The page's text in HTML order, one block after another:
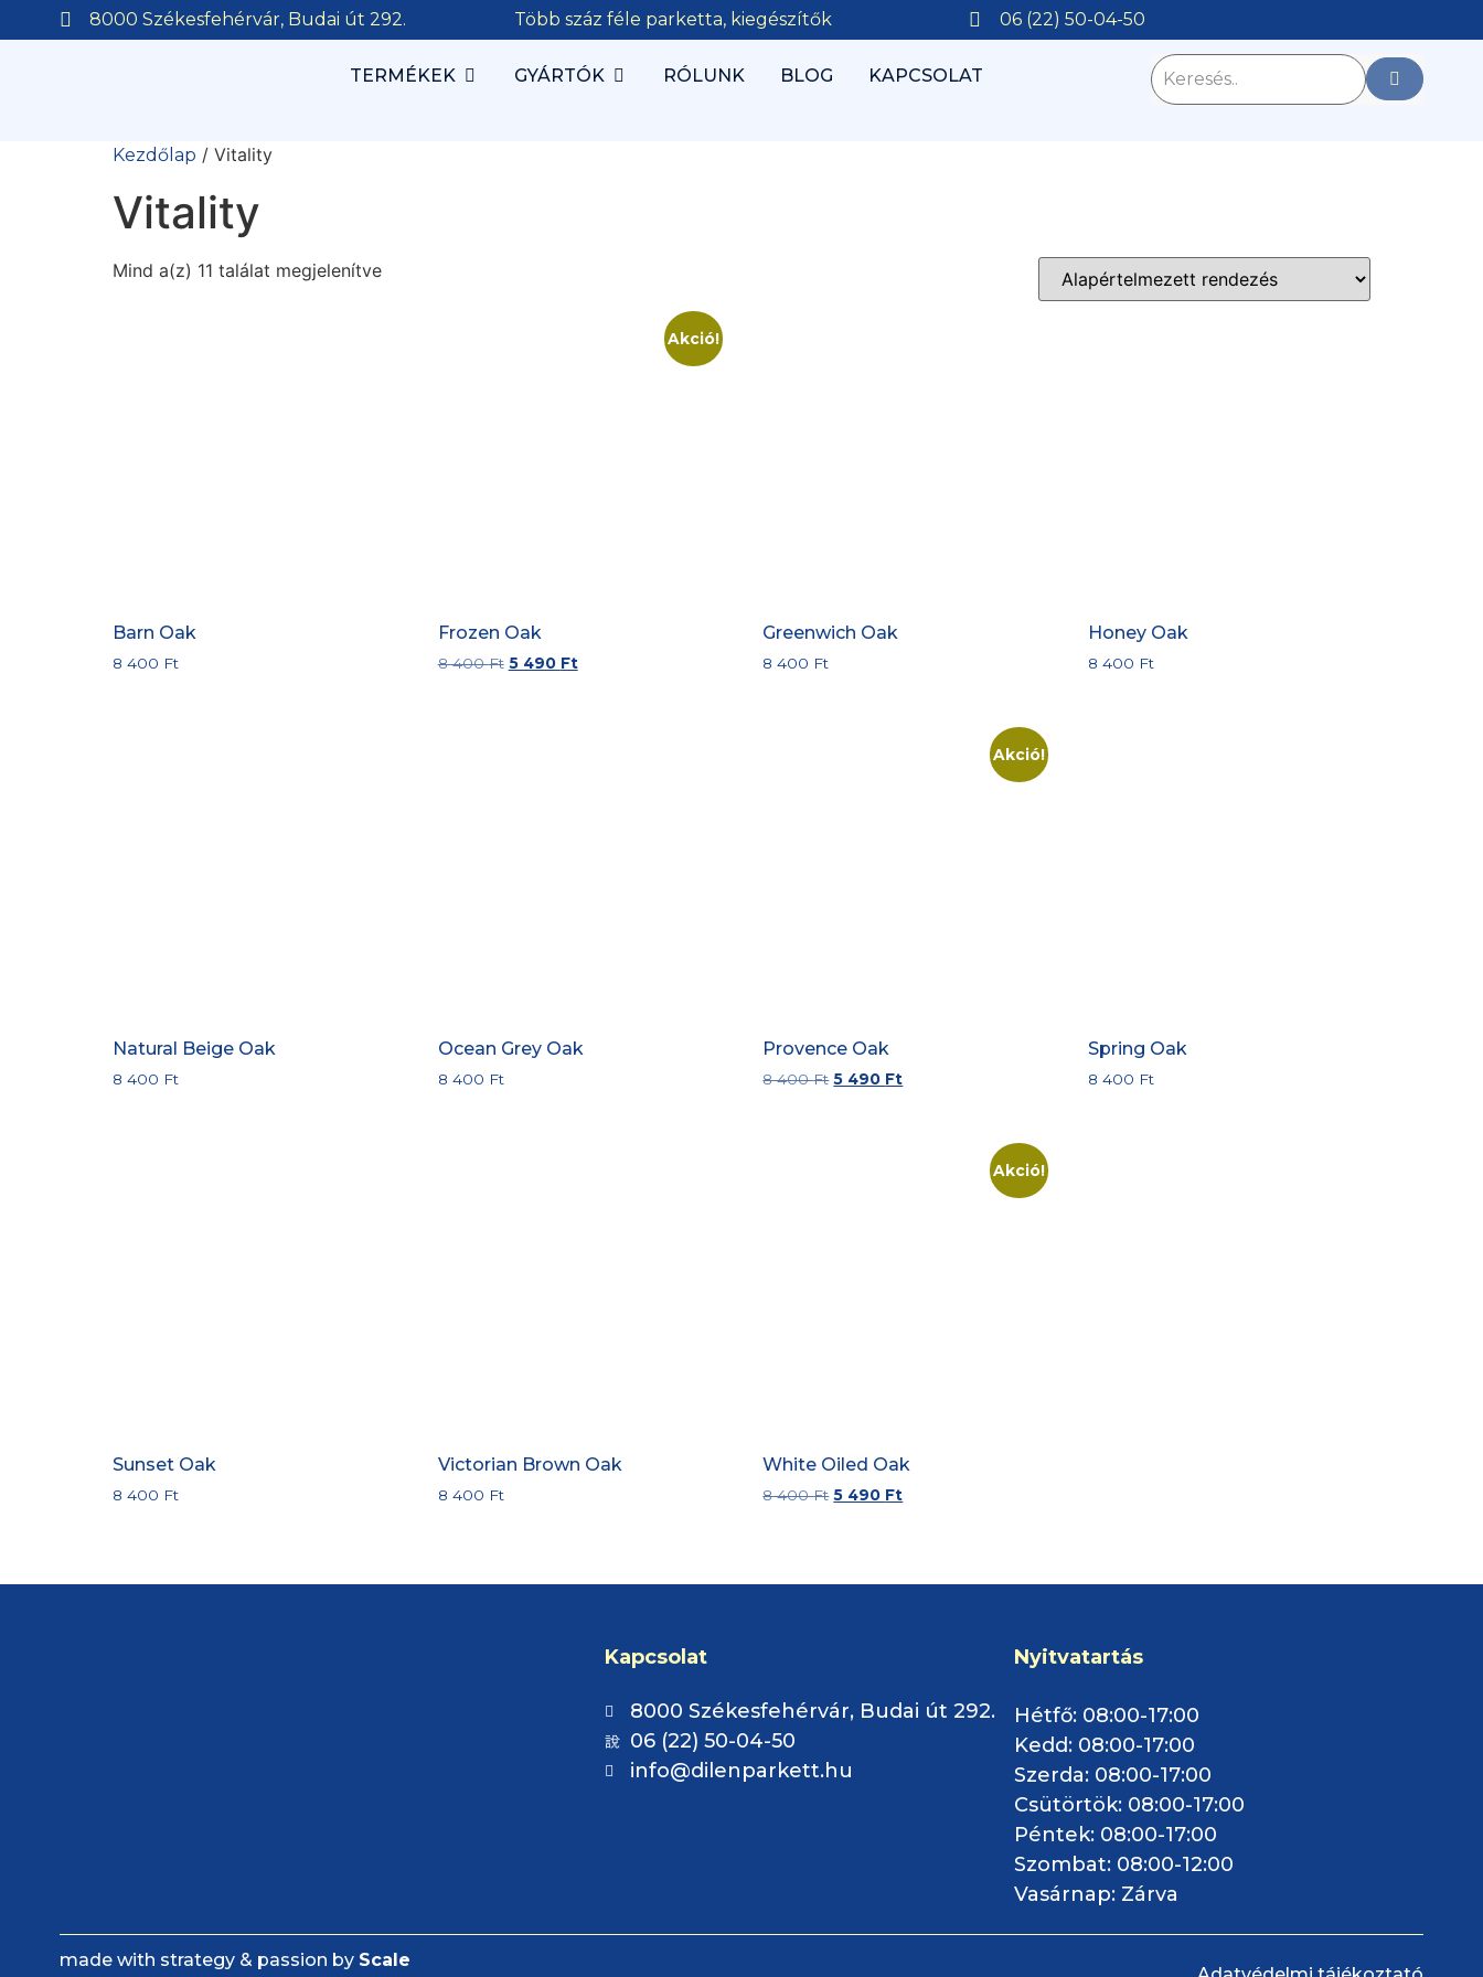
8000 Székesfehérvár, Budai út 292. Több száz féle parketta, kiegészítők 06 (22) 50-04-50
TERMÉKEK GYÁRTÓK RÓLUNK BLOG KAPCSOLAT
Kezdőlap / Vitality
Vitality
Mind a(z) 11 találat megjelenítve
Barn Oak
8 400 Ft
Akció!
Frozen Oak
8 400Ft 5 490 Ft
Greenwich Oak
8 400 Ft
Honey Oak
8 400 Ft
Natural Beige Oak
8 400 Ft
Ocean Grey Oak
8 400 Ft
Akció!
Provence Oak
8 400Ft 5 490 Ft
Spring Oak
8 400 Ft
Sunset Oak
8 400 Ft
Victorian Brown Oak
8 400 Ft
Akció!
White Oiled Oak
8 400Ft 5 490 Ft
Kapcsolat
8000 Székesfehérvár, Budai út 292.
06 (22) 50-04-50
info@dilenparkett.hu
Nyitvatartás
Hétfő: 08:00-17:00
Kedd: 08:00-17:00
Szerda: 08:00-17:00
Csütörtök: 08:00-17:00
Péntek: 08:00-17:00
Szombat: 08:00-12:00
Vasárnap: Zárva
made with strategy & passion by Scale